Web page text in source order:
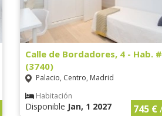
Calle de Bordadores, 4 - Hab.
(3740)
Palacio, Centro, Madrid
Habitación
Disponible Jan, 1 2027 745 €